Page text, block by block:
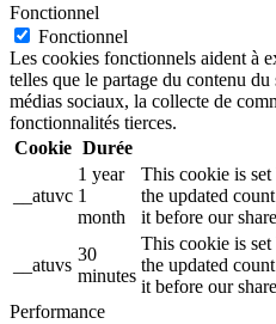
Fonctionnel
Fonctionnel
Les cookies fonctionnels aident à
telles que le partage du contenu
médias sociaux, la collecte de
fonctionnalités tierces.
Cookie Durée
__atuvc
1 year
1
month
This cookie is
the updated
it before our
__atuvs
30
minutes
This cookie is
the updated
it before our
Performance